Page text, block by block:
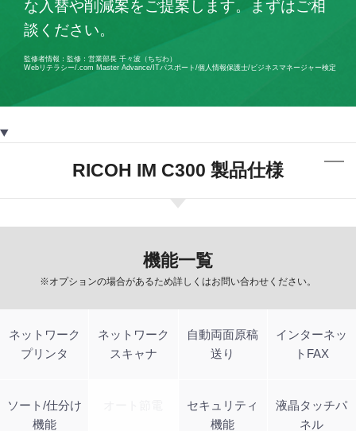
な入替や削減案をご提案します。まずはご相
談ください。
監修者情報：監修：営業部長 千々波（ちぢわ）
Webリテラシー/.com Master Advance/ITパスポート/個人情報保護士/ビジネスマネージャー検定
RICOH IM C300 製品仕様
機能一覧
※オプションの場合があるため詳しくはお問い合わせください。
ネットワーク
プリンタ
ネットワーク
スキャナ
自動両面原稿
送り
インターネッ
トFAX
ソート/仕分け
機能
セキュリティ
機能
液晶タッチパ
ネル